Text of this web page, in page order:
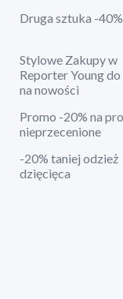
Druga sztuka -40%
Stylowe Zakupy w
Reporter Young
na nowości
Promo -20% na
nieprzecenione
-20% taniej odzież
dzięcięca